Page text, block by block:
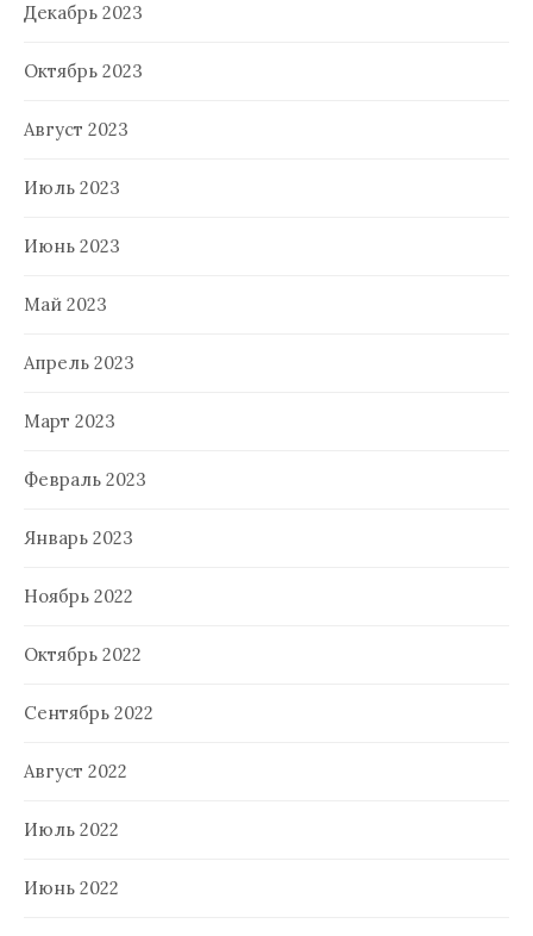
Декабрь 2023
Октябрь 2023
Август 2023
Июль 2023
Июнь 2023
Май 2023
Апрель 2023
Март 2023
Февраль 2023
Январь 2023
Ноябрь 2022
Октябрь 2022
Сентябрь 2022
Август 2022
Июль 2022
Июнь 2022